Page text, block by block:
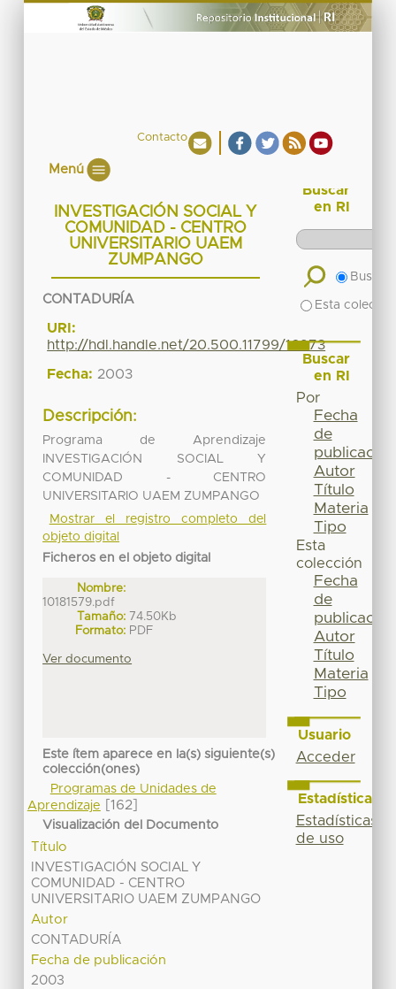
Contacto
Menú
INVESTIGACIÓN SOCIAL Y
COMUNIDAD - CENTRO
UNIVERSITARIO UAEM
ZUMPANGO
CONTADURÍA
URI:
http://hdl.handle.net/20.500.11799/16973
Fecha: 2003
Descripción:
Programa de Aprendizaje
INVESTIGACIÓN SOCIAL Y
COMUNIDAD - CENTRO
UNIVERSITARIO UAEM ZUMPANGO
Mostrar el registro completo del
objeto digital
Ficheros en el objeto digital
Nombre:
10181579.pdf
Tamaño: 74.50Kb
Formato: PDF
Ver documento
Este ítem aparece en la(s) siguiente(s)
colección(ones)
Programas de Unidades de
Aprendizaje
[162]
Visualización del Documento
Título
INVESTIGACIÓN SOCIAL Y
COMUNIDAD - CENTRO
UNIVERSITARIO UAEM ZUMPANGO
Autor
CONTADURÍA
Fecha de publicación
2003
Buscar
en RI
Buscar
Esta
Buscar
en RI
Por
Fecha
de
publicación
Autor
Título
Materia
Tipo
Esta
colección
Fecha
de
publicación
Autor
Título
Materia
Tipo
Usuario
Acceder
Estadísticas
Estadísticas
de uso